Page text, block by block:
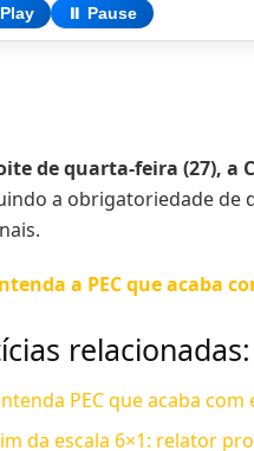
⏸️ Pause
de quarta-feira (27), a
a obrigatoriedade de
a PEC que acaba
relacionadas:
PEC que acaba
da escala 6×1: relator